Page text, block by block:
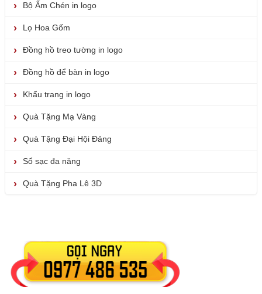
Bộ Ấm Chén in logo
Lọ Hoa Gốm
Đồng hồ treo tường in logo
Đồng hồ để bàn in logo
Khẩu trang in logo
Quà Tặng Mạ Vàng
Quà Tặng Đại Hội Đảng
Sổ sạc đa năng
Quà Tặng Pha Lê 3D